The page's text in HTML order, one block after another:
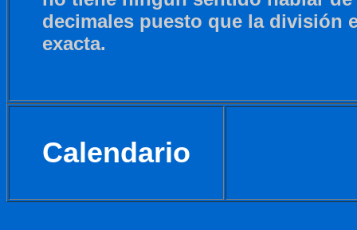
decimales puesto que la división
exacta.
Calendario